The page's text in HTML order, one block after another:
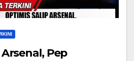
Pep